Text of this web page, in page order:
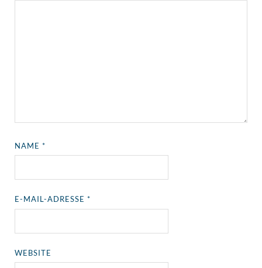
NAME*
E-MAIL-ADRESSE*
WEBSITE